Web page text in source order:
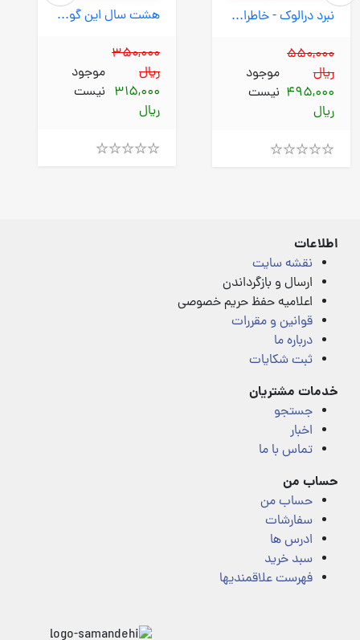
هشت سال این گونه گذشت (سوره مهر) رحلی رقعی قابدار
350,000
ریال
315,000
ریال
موجود
نیست
نبرد درالوک - خاطرات سردار جعفر جهروتی زاده (سوره مهر) رقعی شومیز
550,000
ریال
495,000
ریال
موجود
نیست
اطلاعات
نقشه سایت
ارسال و بازگرداندن
اعلامیه حفظ حریم خصوصی
قوانین و مقررات
درباره ما
ثبت شکایات
خدمات مشتریان
جستجو
اخبار
تماس با ما
حساب من
حساب من
سفارشات
ادرس ها
سبد خرید
فهرست علاقمندیها